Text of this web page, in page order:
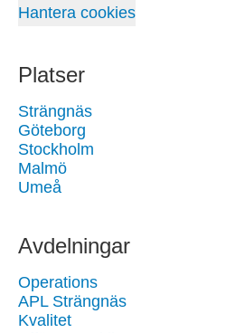
Hantera cookies
Platser
Strängnäs
Göteborg
Stockholm
Malmö
Umeå
Avdelningar
Operations
APL Strängnäs
Kvalitet